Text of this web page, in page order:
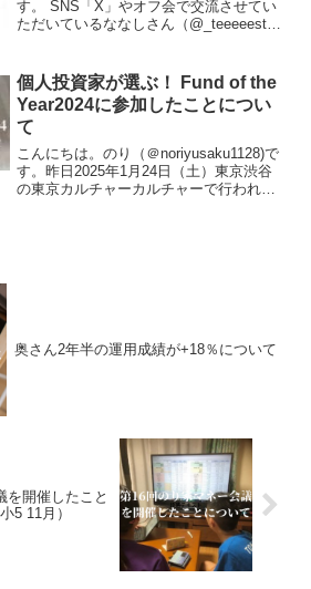
す。 SNS「X」やオフ会で交流させてい
ただいているななしさん（@_teeeeest）
るのだから、今年度に購入した金...
個人投資家が選ぶ！ Fund of the
Year2024に参加したことについ
て
こんにちは。のり（＠noriyusaku1128)で
す。昨日2025年1月24日（土）東京渋谷
の東京カルチャーカルチャーで行われた
奥さん2年半の運用成績が+18％について
を開催したこと
5 11月）